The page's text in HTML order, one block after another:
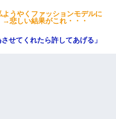
ようやくファッションモデルに
悲しい結果がこれ・・・
せてくれたら許してあげる」